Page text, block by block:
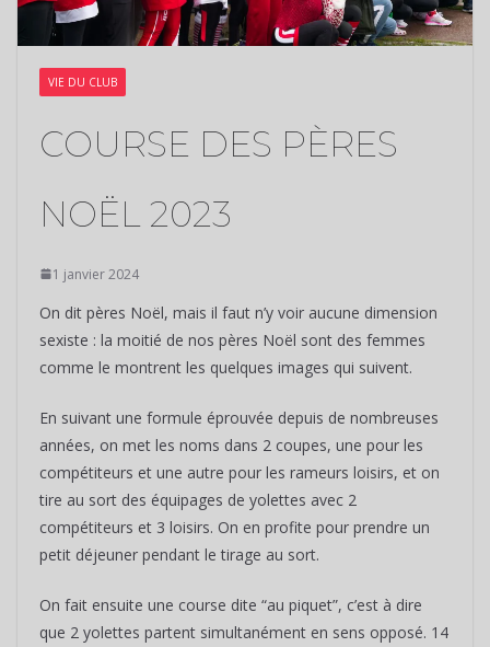
VIE DU CLUB
COURSE DES PÈRES
NOËL 2023
1 janvier 2024
On dit pères Noël, mais il faut n’y voir aucune dimension
sexiste : la moitié de nos pères Noël sont des femmes
comme le montrent les quelques images qui suivent.
En suivant une formule éprouvée depuis de nombreuses
années, on met les noms dans 2 coupes, une pour les
compétiteurs et une autre pour les rameurs loisirs, et on
tire au sort des équipages de yolettes avec 2
compétiteurs et 3 loisirs. On en profite pour prendre un
petit déjeuner pendant le tirage au sort.
On fait ensuite une course dite “au piquet”, c’est à dire
que 2 yolettes partent simultanément en sens opposé. 14